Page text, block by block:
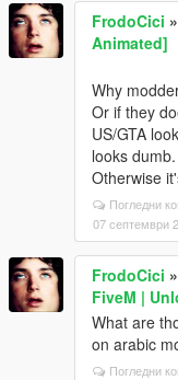
FrodoCici »
Animated]
Why
Or if they
US/GTA
looks dumb.
Otherwise
Погледни
07 септември
FrodoCici »
FiveM |
What are
on arabic
Погледни